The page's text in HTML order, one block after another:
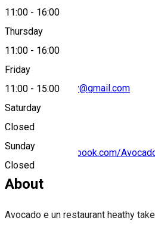
11:00 - 16:00
Thursday
11:00 - 16:00
Friday
11:00 - 15:00
Saturday
Closed
Sunday
Closed
avocadotakeaway@gmail.com
https://www.facebook.com/
About
Avocado e un restaurant heathy